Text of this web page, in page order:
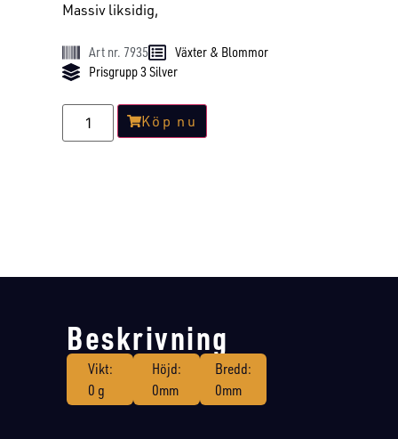
Massiv liksidig,
Art nr. 7935
Växter & Blommor
Prisgrupp 3 Silver
Köp nu
Beskrivning
Vikt:
0 g
Höjd:
0mm
Bredd:
0mm